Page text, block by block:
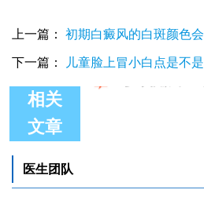
上一篇： 初期白癜风的白斑颜色
下一篇： 儿童脸上冒小白点是不
相关
文章
三岁小孩脖子
医生团队